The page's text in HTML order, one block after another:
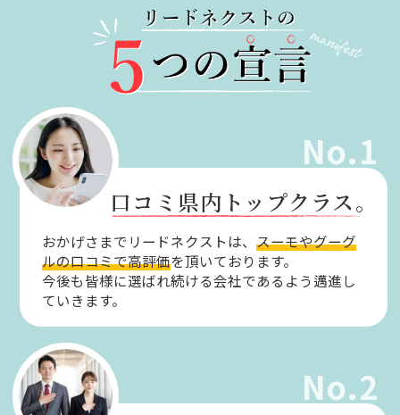
No.1
口コミ県内トップクラス。
おかげさまでリードネクストは、スーモやグーグ
ルの口コミで高評価を頂いております。
今後も皆様に選ばれ続ける会社であるよう邁進し
ていきます。
No.2